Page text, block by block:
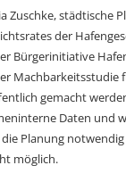
Zuschke, städtische
der
Bürgerinitiative
Machbarkeitsstudie
gemacht
Daten und
Planung notwendig
möglich.